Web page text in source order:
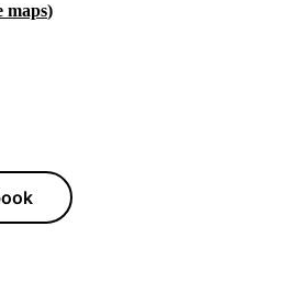
maps)